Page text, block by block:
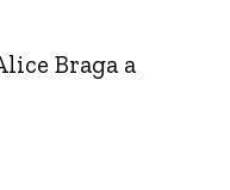
Braga a